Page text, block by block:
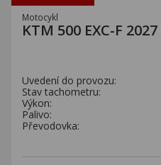
Motocykl
KTM 500 EXC-F 2027
Uvedení do provozu:
Stav tachometru:
Výkon:
Palivo:
Převodovka: